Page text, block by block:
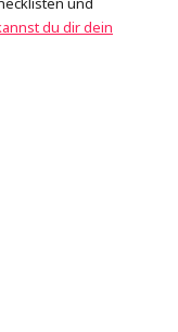
du dir dein